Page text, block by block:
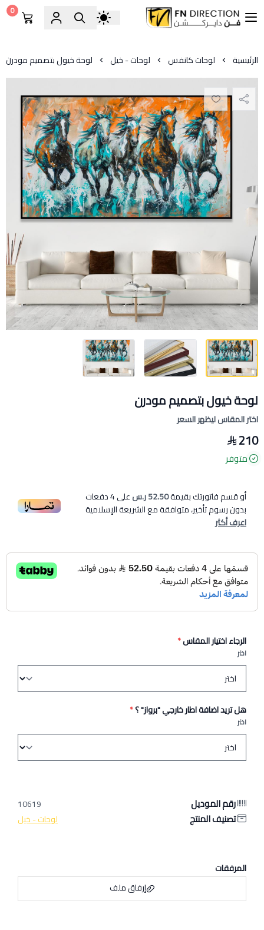
فن دايركشن
0
الرئيسية لوحات كانفس لوحات - خيل لوحة خيول بتصميم مودرن
لوحة خيول بتصميم مودرن
اختر المقاس ليظهر السعر
210
متوفر
أو قسم فاتورتك بقيمة52.50 ر.س على4دفعات
بدون رسوم تأخير، متوافقة مع الشريعة الإسلامية
اعرف أكثر
الرجاء اختيار المقاس*
اختر
هل تريد اضافة اطار خارجي "برواز" ؟*
اختر
رقم الموديل 10619
تصنيف المنتج لوحات - خيل
المرفقات
إرفاق ملف